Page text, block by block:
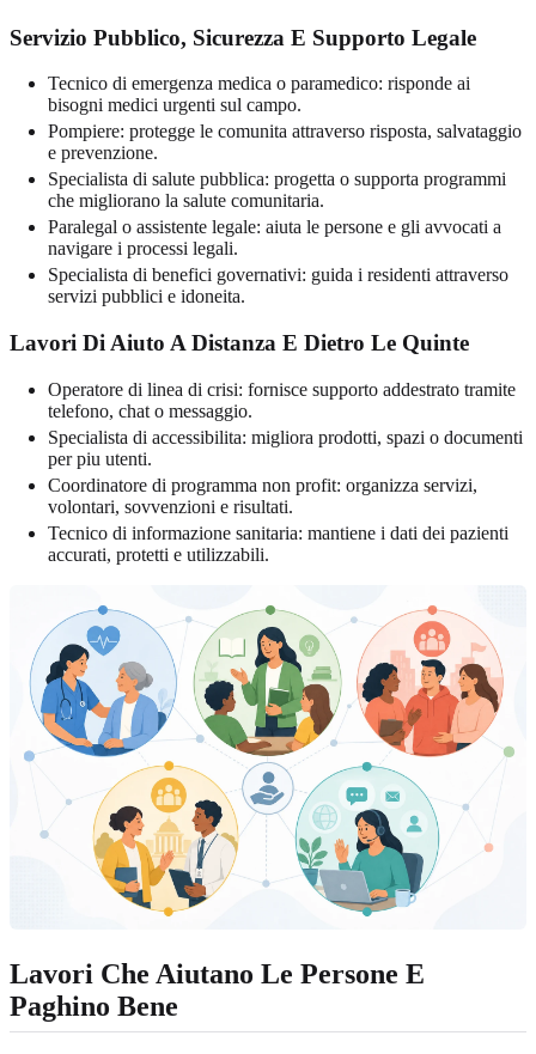
Servizio Pubblico, Sicurezza E Supporto Legale
Tecnico di emergenza medica o paramedico: risponde ai
bisogni medici urgenti sul campo.
Pompiere: protegge le comunita attraverso risposta, salvataggio
e prevenzione.
Specialista di salute pubblica: progetta o supporta programmi
che migliorano la salute comunitaria.
Paralegal o assistente legale: aiuta le persone e gli avvocati a
navigare i processi legali.
Specialista di benefici governativi: guida i residenti attraverso
servizi pubblici e idoneita.
Lavori Di Aiuto A Distanza E Dietro Le Quinte
Operatore di linea di crisi: fornisce supporto addestrato tramite
telefono, chat o messaggio.
Specialista di accessibilita: migliora prodotti, spazi o documenti
per piu utenti.
Coordinatore di programma non profit: organizza servizi,
volontari, sovvenzioni e risultati.
Tecnico di informazione sanitaria: mantiene i dati dei pazienti
accurati, protetti e utilizzabili.
Lavori Che Aiutano Le Persone E
Paghino Bene